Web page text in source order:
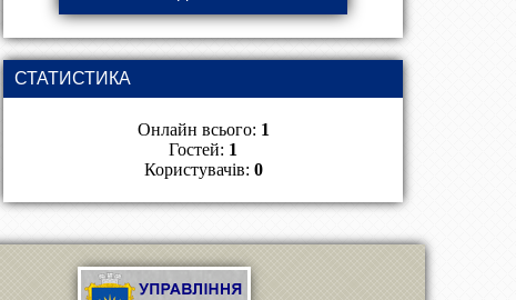
СТАТИСТИКА
Онлайн всього: 1
Гостей: 1
Користувачів: 0